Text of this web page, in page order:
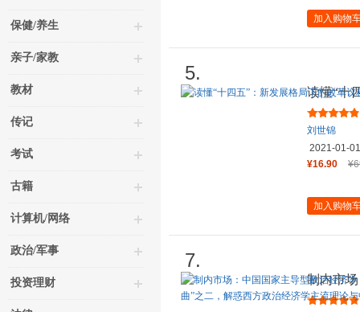
保健/养生
亲子/家教
教材
传记
考试
古籍
计算机/网络
政治/军事
投资理财
加入购物
5.
读懂“十
团购电话
刘世锦
2021-01-01
¥16.90
加入购物
7.
制内市
（豆瓣